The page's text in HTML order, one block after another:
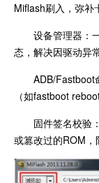
Miflash刷入，弥补
设备管理器：
态，解决因驱动异
ADB/Fastboot
（如fastboot
固件签名校验
或篡改过的ROM，